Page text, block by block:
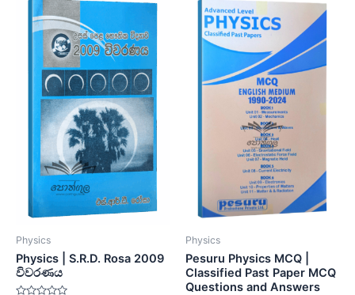
Physics
Physics | S.R.D. Rosa 2009
විවරණය
Physics
Pesuru Physics MCQ |
Classified Past Paper MCQ
Questions and Answers